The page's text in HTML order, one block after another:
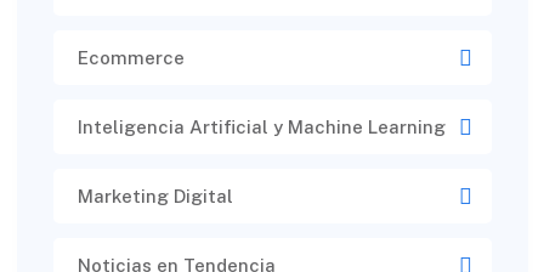
Ecommerce
Inteligencia Artificial y Machine Learning
Marketing Digital
Noticias en Tendencia